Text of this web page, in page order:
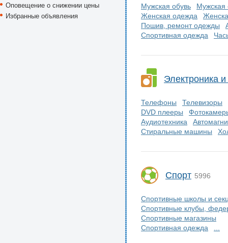
Оповещение о снижении цены
Избранные объявления
Мужская обувь
Мужская
Женская одежда
Пошив, ремонт одежды
Спортивная одежда
Электроника и
Телефоны
Телевизоры
DVD плееры
Аудиотехника
Стиральные машины
Спорт 5996
Спортивные школы и
Спортивные клубы,
Спортивные магазины
Спортивная одежда